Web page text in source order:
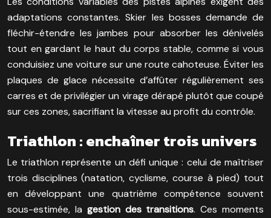
adaptations constantes. Skier les bosses demande de
fléchir-étendre les jambes pour absorber les dénivelés
tout en gardant le haut du corps stable, comme si vous
conduisiez une voiture sur une route cahoteuse. Éviter les
plaques de glace nécessite d’affûter régulièrement ses
carres et de privilégier un virage dérapé plutôt que coupé
sur ces zones, sacrifiant la vitesse au profit du contrôle.
Triathlon : enchaîner trois univers
Le triathlon représente un défi unique : celui de maîtriser
trois disciplines (natation, cyclisme, course à pied) tout
en développant une quatrième compétence souvent
sous-estimée, la gestion des transitions. Ces moments